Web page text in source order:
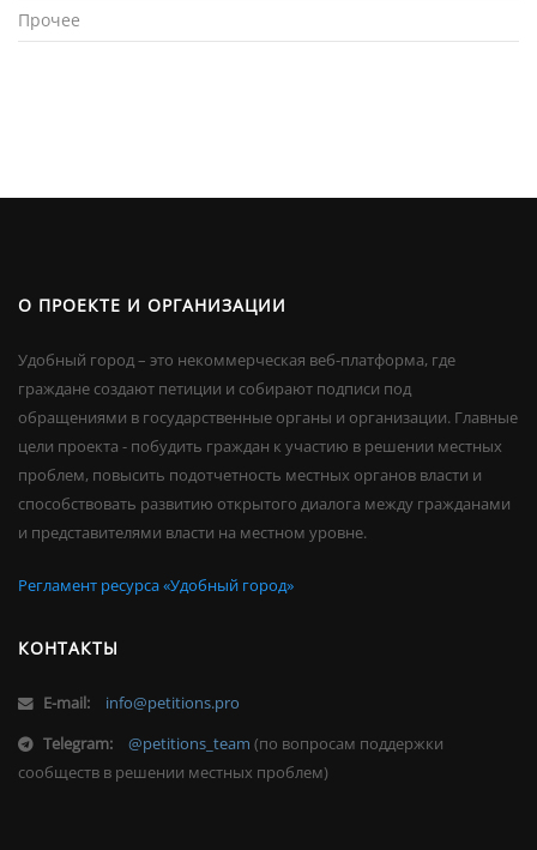
Прочее
О ПРОЕКТЕ И ОРГАНИЗАЦИИ
Удобный город – это некоммерческая веб-платформа, где
граждане создают петиции и собирают подписи под
обращениями в государственные органы и организации. Главные
цели проекта - побудить граждан к участию в решении местных
проблем, повысить подотчетность местных органов власти и
способствовать развитию открытого диалога между гражданами
и представителями власти на местном уровне.
Регламент ресурса «Удобный город»
КОНТАКТЫ
E-mail:
info@petitions.pro
Telegram:
@petitions_team (по вопросам поддержки
сообществ в решении местных проблем)